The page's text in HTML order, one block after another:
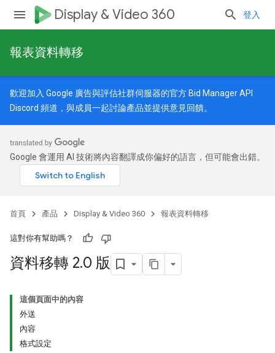
Display & Video 360 登入
報表資料轉移
歡迎加入 Google 廣告與評估社群伺服器的官方 Bid Manager API
Discord 頻道，與成員一起討論產品並提供意見回饋。
Google 會運用 AI 技術將內容翻譯成你偏好的語言，但可能會出錯。
首頁 產品 Display & Video 360 報表資料轉移
這對你有幫助嗎？
資料移轉 2.0 版
這個頁面中的內容
外送
內容
格式設定